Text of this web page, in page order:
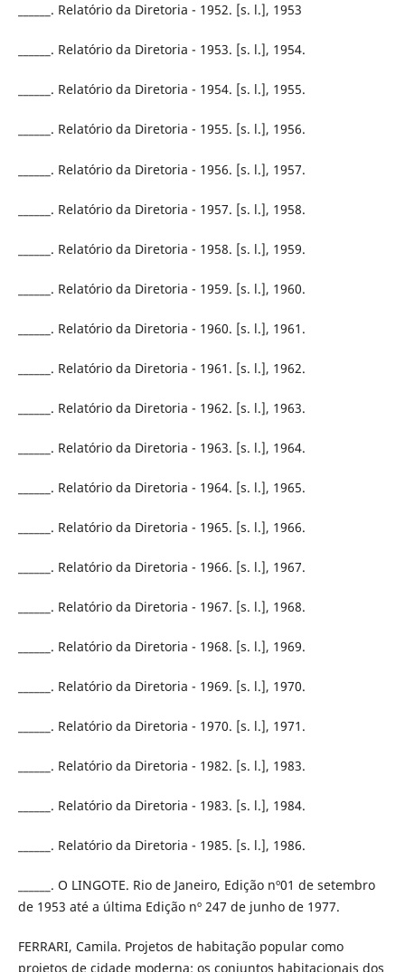
______. Relatório da Diretoria - 1952. [s. l.], 1953
______. Relatório da Diretoria - 1953. [s. l.], 1954.
______. Relatório da Diretoria - 1954. [s. l.], 1955.
______. Relatório da Diretoria - 1955. [s. l.], 1956.
______. Relatório da Diretoria - 1956. [s. l.], 1957.
______. Relatório da Diretoria - 1957. [s. l.], 1958.
______. Relatório da Diretoria - 1958. [s. l.], 1959.
______. Relatório da Diretoria - 1959. [s. l.], 1960.
______. Relatório da Diretoria - 1960. [s. l.], 1961.
______. Relatório da Diretoria - 1961. [s. l.], 1962.
______. Relatório da Diretoria - 1962. [s. l.], 1963.
______. Relatório da Diretoria - 1963. [s. l.], 1964.
______. Relatório da Diretoria - 1964. [s. l.], 1965.
______. Relatório da Diretoria - 1965. [s. l.], 1966.
______. Relatório da Diretoria - 1966. [s. l.], 1967.
______. Relatório da Diretoria - 1967. [s. l.], 1968.
______. Relatório da Diretoria - 1968. [s. l.], 1969.
______. Relatório da Diretoria - 1969. [s. l.], 1970.
______. Relatório da Diretoria - 1970. [s. l.], 1971.
______. Relatório da Diretoria - 1982. [s. l.], 1983.
______. Relatório da Diretoria - 1983. [s. l.], 1984.
______. Relatório da Diretoria - 1985. [s. l.], 1986.
______. O LINGOTE. Rio de Janeiro, Edição nº01 de setembro
de 1953 até a última Edição nº 247 de junho de 1977.
FERRARI, Camila. Projetos de habitação popular como
projetos de cidade moderna: os conjuntos habitacionais dos